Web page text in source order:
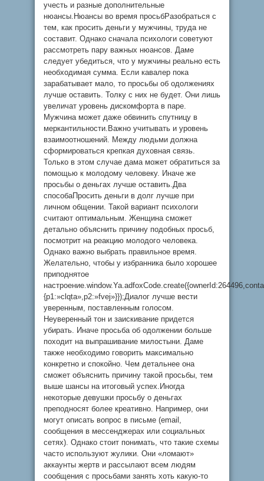
учесть и разные дополнительные
нюансы.Нюансы во время просьбРазобраться с
тем, как просить деньги у мужчины, труда не
составит. Однако сначала психологи советуют
рассмотреть пару важных нюансов. Даме
следует убедиться, что у мужчины реально есть
необходимая сумма. Если кавалер пока
зарабатывает мало, то просьбы об одолжениях
лучше оставить. Толку с них не будет. Они лишь
увеличат уровень дискомфорта в паре.
Мужчина может даже обвинить спутницу в
меркантильности.Важно учитывать и уровень
взаимоотношений. Между людьми должна
сформироваться крепкая духовная связь.
Только в этом случае дама может обратиться за
помощью к молодому человеку. Иначе же
просьбы о деньгах лучше оставить.Два
способаПросить деньги в долг лучше при
личном общении. Такой вариант психологи
считают оптимальным. Женщина сможет
детально объяснить причину подобных просьб,
посмотрит на реакцию молодого человека.
Однако важно выбрать правильное время.
Желательно, чтобы у избранника было хорошее
приподнятое
{p1:»clqta»,p2:»fvej»}});Диалог лучше вести
уверенным, поставленным голосом.
Неуверенный тон и заискивание придется
убирать. Иначе просьба об одолжении больше
походит на выпрашивание милостыни. Даме
также необходимо говорить максимально
конкретно и спокойно. Чем детальнее она
сможет объяснить причину такой просьбы, тем
выше шансы на итоговый успех.Иногда
некоторые девушки просьбу о деньгах
преподносят более креативно. Например, они
могут описать вопрос в письме (email,
сообщения в мессенджерах или социальных
сетях). Однако стоит понимать, что такие схемы
часто используют жулики. Они «ломают»
аккаунты жертв и рассылают всем людям
сообщения с просьбами занять хоть какую-то